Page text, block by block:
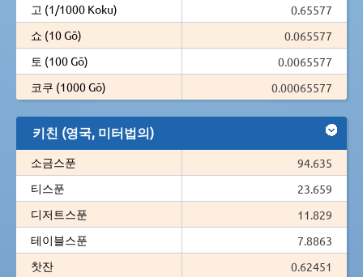
고 (1/1000 Koku)
0.65577
쇼 (10 Gō)
0.065577
토 (100 Gō)
0.0065577
코쿠 (1000 Gō)
0.00065577
키친 (영국, 미터법의)
소금스푼
94.635
티스푼
23.659
디저트스푼
11.829
테이블스푼
7.8863
찻잔
0.62451